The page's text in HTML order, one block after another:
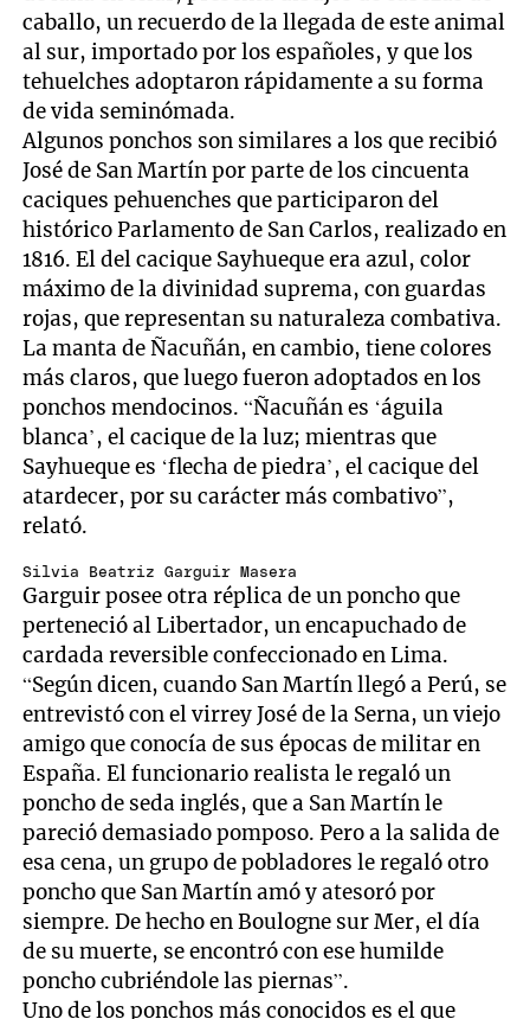
caballo, un recuerdo de la llegada de este animal
al sur, importado por los españoles, y que los
tehuelches adoptaron rápidamente a su forma
de vida seminómada.
Algunos ponchos son similares a los que recibió
José de San Martín por parte de los cincuenta
caciques pehuenches que participaron del
histórico Parlamento de San Carlos, realizado en
1816. El del cacique Sayhueque era azul, color
máximo de la divinidad suprema, con guardas
rojas, que representan su naturaleza combativa.
La manta de Ñacuñán, en cambio, tiene colores
más claros, que luego fueron adoptados en los
ponchos mendocinos. “Ñacuñán es ‘águila
blanca’, el cacique de la luz; mientras que
Sayhueque es ‘flecha de piedra’, el cacique del
atardecer, por su carácter más combativo”,
relató.
Silvia Beatriz Garguir Masera
Garguir posee otra réplica de un poncho que
perteneció al Libertador, un encapuchado de
cardada reversible confeccionado en Lima.
“Según dicen, cuando San Martín llegó a Perú, se
entrevistó con el virrey José de la Serna, un viejo
amigo que conocía de sus épocas de militar en
España. El funcionario realista le regaló un
poncho de seda inglés, que a San Martín le
pareció demasiado pomposo. Pero a la salida de
esa cena, un grupo de pobladores le regaló otro
poncho que San Martín amó y atesoró por
siempre. De hecho en Boulogne sur Mer, el día
de su muerte, se encontró con ese humilde
poncho cubriéndole las piernas”.
Uno de los ponchos más conocidos es el que